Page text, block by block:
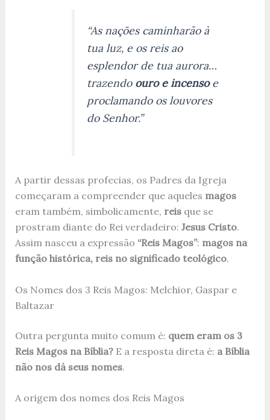
“As nações caminharão à
tua luz, e os reis ao
esplendor de tua aurora…
trazendo ouro e incensoe
proclamando os louvores
do Senhor.”
A partir dessas profecias, os Padres da Igreja
começaram a compreender que aqueles magos
eram também, simbolicamente, reisque se
prostram diante do Rei verdadeiro: Jesus Cristo.
Assim nasceu a expressão “Reis Magos”: magos na
função histórica, reis no significado teológico.
Os Nomes dos 3 Reis Magos: Melchior, Gaspar e
Baltazar
Outra pergunta muito comum é: quem eram os 3
Reis Magos na Bíblia?E a resposta direta é: a Bíblia
não nos dá seus nomes.
A origem dos nomes dos Reis Magos